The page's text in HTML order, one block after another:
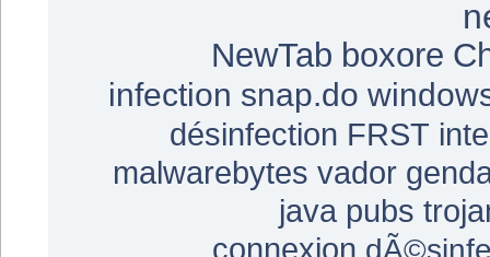
NewTab boxore
infection snap.do
désinfection FRST
malwarebytes vador
java pubs
connexion